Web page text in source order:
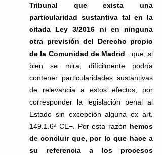
Tribunal que exista una
particularidad sustantiva tal en la
citada Ley 3/2016 ni en ninguna
otra previsión del Derecho propio
de la Comunidad de Madrid −que, si
bien se mira, difícilmente podría
contener particularidades sustantivas
de relevancia a estos efectos, por
corresponder la legislación penal al
Estado sin excepción alguna ex art.
149.1.6ª CE−. Por esta razón hemos
de concluir que, por lo que hace a
su referencia a los procesos